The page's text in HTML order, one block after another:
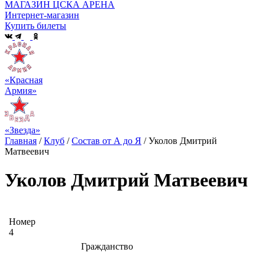
МАГАЗИН ЦСКА АРЕНА
Интернет-магазин
Купить билеты
«Красная
Армия»
«Звезда»
Главная /Клуб /Состав от А до Я /Уколов Дмитрий
Матвеевич
Уколов Дмитрий Матвеевич
Номер
4
Гражданство